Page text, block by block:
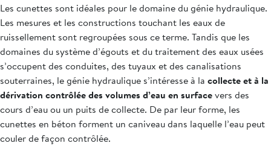
Les cunettes sont idéales pour le domaine du génie hydraulique.
Les mesures et les constructions touchant les eaux de
ruissellement sont regroupées sous ce terme. Tandis que les
domaines du système d’égouts et du traitement des eaux usées
s’occupent des conduites, des tuyaux et des canalisations
souterraines, le génie hydraulique s’intéresse à la collecte et à la
dérivation contrôlée des volumes d’eau en surfacevers des
cours d’eau ou un puits de collecte. De par leur forme, les
cunettes en béton forment un caniveau dans laquelle l’eau peut
couler de façon contrôlée.